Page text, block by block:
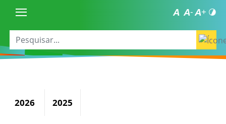
2026 2025